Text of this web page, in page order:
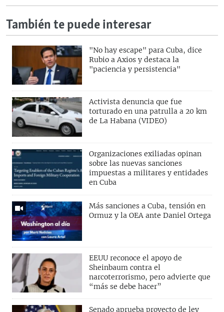
También te puede interesar
"No hay escape" para Cuba, dice
Rubio a Axios y destaca la
"paciencia y persistencia"
Activista denuncia que fue
torturado en una patrulla a 20 km
de La Habana (VIDEO)
Organizaciones exiliadas opinan
sobre las nuevas sanciones
impuestas a militares y entidades
en Cuba
Más sanciones a Cuba, tensión en
Ormuz y la OEA ante Daniel Ortega
EEUU reconoce el apoyo de
Sheinbaum contra el
narcoterrorismo, pero advierte que
“más se debe hacer”
Senado aprueba proyecto de ley